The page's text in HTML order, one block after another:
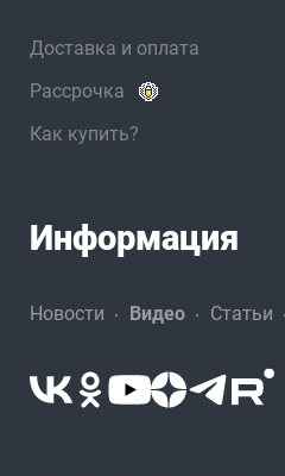
Доставка и оплата
Рассрочка
Как купить?
Информация
Новости Видео Статьи